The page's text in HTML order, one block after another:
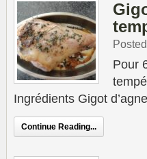
Pour
Ingrédients Gigot
Continue Reading...